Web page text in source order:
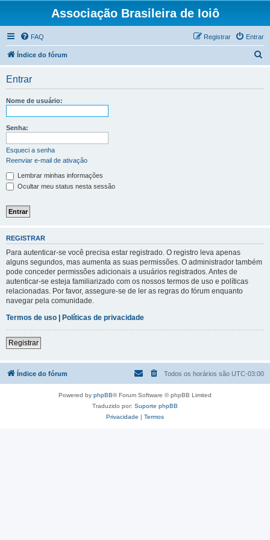
Associação Brasileira de Ioiô
FAQ Entrar
Registrar
Índice do fórum
Entrar
Nome de usuário:
Senha:
Esqueci a senha
Reenviar e-mail de ativação
Lembrar minhas informações
Ocultar meu status nesta sessão
REGISTRAR
Para autenticar-se você precisa estar registrado. O registro leva apenas
alguns segundos, mas aumenta as suas permissões. O administrador também
pode conceder permissões adicionais a usuários registrados. Antes de
autenticar-se esteja familiarizado com os nossos termos de uso e políticas
relacionadas. Por favor, assegure-se de ler as regras do fórum enquanto
navegar pela comunidade.
Termos de uso | Políticas de privacidade
Registrar
Índice do fórum Todos os horários são UTC-03:00
Powered by phpBB® Forum Software © phpBB Limited
Traduzido por: Suporte phpBB
Privacidade | Termos